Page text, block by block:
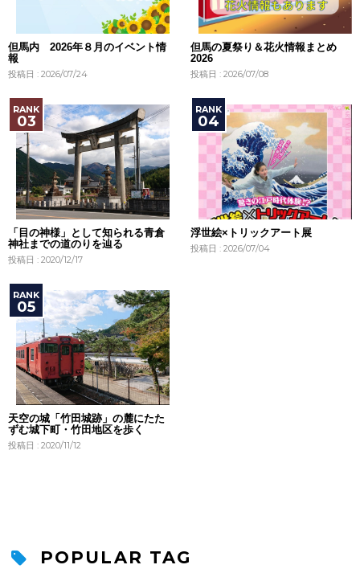
但馬内 2026年８月のイベント情
報
投稿日 : 2026/07/24
但馬の夏祭り＆花火情報まとめ
2026
投稿日 : 2026/07/08
「目の神様」として知られる青倉
神社までの道のりを辿る
投稿日 : 2020/12/17
浮世絵×トリックアート展
投稿日 : 2026/07/04
天空の城「竹田城跡」の麓にたた
ずむ城下町・竹田地区を歩く
投稿日 : 2020/11/12
POPULAR TAG